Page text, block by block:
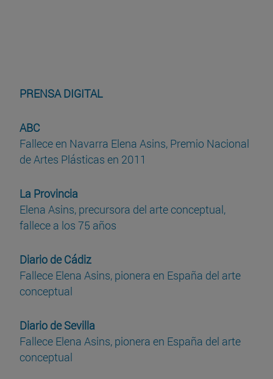
PRENSA DIGITAL
ABC
Fallece en Navarra Elena Asins, Premio Nacional
de Artes Plásticas en 2011
La Provincia
Elena Asins, precursora del arte conceptual,
fallece a los 75 años
Diario de Cádiz
Fallece Elena Asins, pionera en España del arte
conceptual
Diario de Sevilla
Fallece Elena Asins, pionera en España del arte
conceptual